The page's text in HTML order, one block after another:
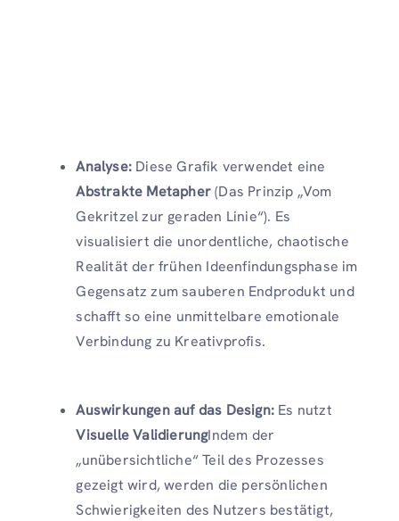
Analyse: Diese Grafik verwendet eine
Abstrakte Metapher(Das Prinzip „Vom
Gekritzel zur geraden Linie“). Es
visualisiert die unordentliche, chaotische
Realität der frühen Ideenfindungsphase im
Gegensatz zum sauberen Endprodukt und
schafft so eine unmittelbare emotionale
Verbindung zu Kreativprofis.
Auswirkungen auf das Design: Es nutzt
Visuelle ValidierungIndem der
„unübersichtliche“ Teil des Prozesses
gezeigt wird, werden die persönlichen
Schwierigkeiten des Nutzers bestätigt,